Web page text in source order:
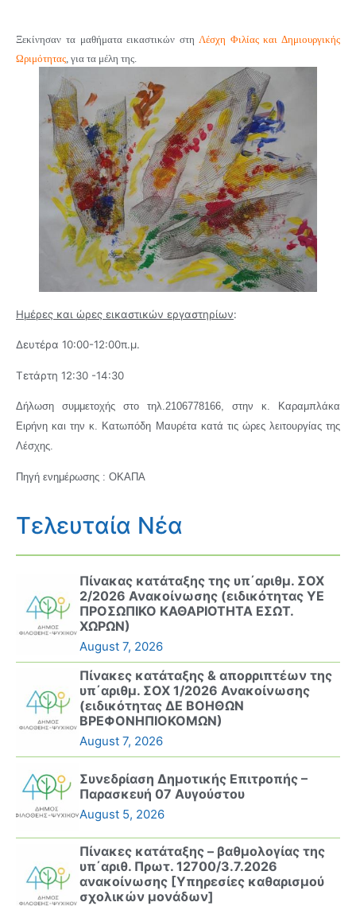
Ξεκίνησαν τα μαθήματα εικαστικών στη Λέσχη Φιλίας και Δημιουργικής
Ωριμότητας, για τα μέλη της.
Ημέρες και ώρες εικαστικών εργαστηρίων:
Δευτέρα 10:00-12:00π.μ.
Τετάρτη 12:30 -14:30
Δήλωση
συμμετοχής στο τηλ.2106778166, στην κ. Καραμπλάκα
Ειρήνη και την κ. Κατωπόδη Μαυρέτα κατά τις ώρες λειτουργίας της
Λέσχης.
Πηγή ενημέρωσης : ΟΚΑΠΑ
Τελευταία Νέα
Πίνακας κατάταξης της υπ΄αριθμ. ΣΟΧ
2/2026 Ανακοίνωσης (ειδικότητας ΥΕ
ΠΡΟΣΩΠΙΚΟ ΚΑΘΑΡΙΟΤΗΤΑ ΕΣΩΤ.
ΧΩΡΩΝ)
August 7, 2026
Πίνακες κατάταξης & απορριπτέων της
υπ΄αριθμ. ΣΟΧ 1/2026 Ανακοίνωσης
(ειδικότητας ΔΕ ΒΟΗΘΩΝ
ΒΡΕΦΟΝΗΠΙΟΚΟΜΩΝ)
August 7, 2026
Συνεδρίαση Δημοτικής Επιτροπής –
Παρασκευή 07 Αυγούστου
August 5, 2026
Πίνακες κατάταξης – βαθμολογίας της
υπ΄αριθ. Πρωτ. 12700/3.7.2026
ανακοίνωσης [Υπηρεσίες καθαρισμού
σχολικών μονάδων]